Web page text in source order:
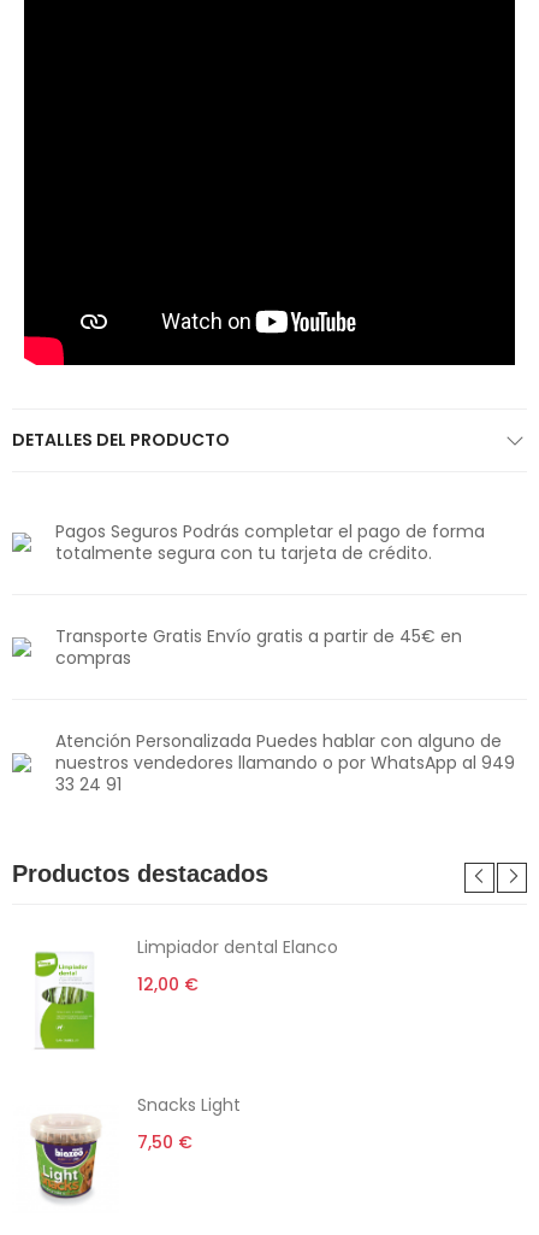
DETALLES DEL PRODUCTO
Pagos Seguros Podrás completar el pago de forma
totalmente segura con tu tarjeta de crédito.
Transporte Gratis Envío gratis a partir de 45€ en
compras
Atención Personalizada Puedes hablar con alguno de
nuestros vendedores llamando o por WhatsApp al 949
33 24 91
Productos destacados
Limpiador dental Elanco
12,00 €
Snacks Light
7,50 €